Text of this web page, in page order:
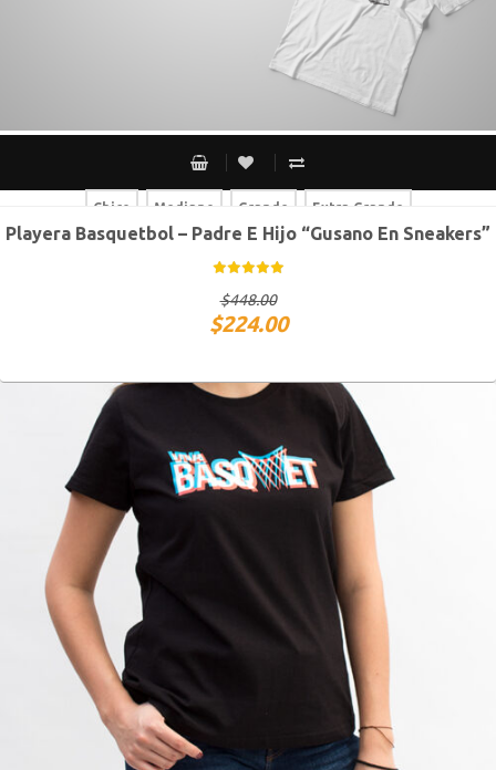
Chico Mediano Grande Extra Grande
Chico Mediano Grande Extra Grande
Playera Basquetbol – Padre E Hijo “Gusano En Sneakers”
$448.00
$224.00